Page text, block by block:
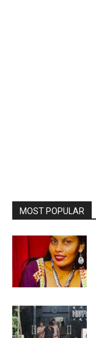
MOST POPULAR